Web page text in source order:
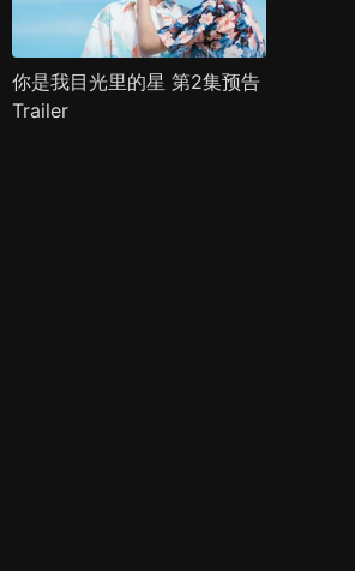
你是我目光里的星 第2集预告
Trailer